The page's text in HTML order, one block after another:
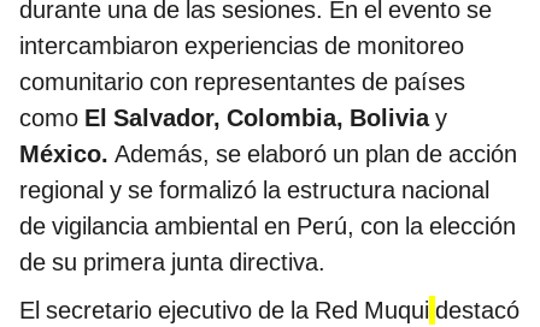
durante una de las sesiones. En el evento se
intercambiaron experiencias de monitoreo
comunitario con representantes de países
como El Salvador, Colombia, Boliviay
México. Además, se elaboró un plan de acción
regional y se formalizó la estructura nacional
de vigilancia ambiental en Perú, con la elección
de su primera junta directiva.
El secretario ejecutivo de la Red Muqui destacó